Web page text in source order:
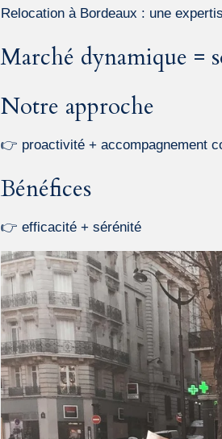
Relocation à Bordeaux : une
Marché dynamique =
Notre approche
👉 proactivité + accompagnement
Bénéfices
👉 efficacité + sérénité